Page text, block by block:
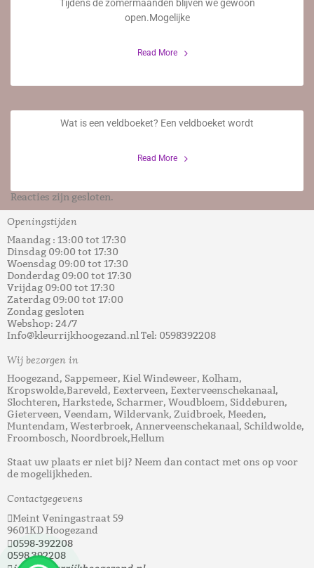
Tijdens de zomermaanden blijven we gewoon
open.Mogelijke
Read More
2 Augustus 2023
Wat is een veldboeket? Een veldboeket wordt
Read More
6 Juni 2023
Reacties zijn gesloten.
Openingstijden
Maandag : 13:00 tot 17:30
Dinsdag 09:00 tot 17:30
Woensdag 09:00 tot 17:30
Donderdag 09:00 tot 17:30
Vrijdag 09:00 tot 17:30
Zaterdag 09:00 tot 17:00
Zondag gesloten
Webshop: 24/7
Info@kleurrijkhoogezand.nl Tel: 0598392208
Wij bezorgen in
Hoogezand, Sappemeer, Kiel Windeweer, Kolham,
Kropswolde,Bareveld, Eexterveen, Eexterveenschekanaal,
Slochteren, Harkstede, Scharmer, Woudbloem, Siddeburen,
Gieterveen, Veendam, Wildervank, Zuidbroek, Meeden,
Muntendam, Westerbroek, Annerveenschekanaal, Schildwolde,
Froombosch, Noordbroek,Hellum
Staat uw plaats er niet bij? Neem dan contact met ons op voor
de mogelijkheden.
Contactgegevens
Meint Veningastraat 59
9601KD Hoogezand
0598-392208
0598 392208